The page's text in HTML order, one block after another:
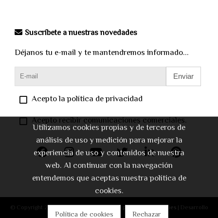
Suscríbete a nuestras novedades
Déjanos tu e-mail y te mantendremos informado...
Enviar
Acepto la política de privacidad
Acepto recibir comunicaciones comerciales.
© Copyright 2026 |Aviso legal|Política de privacidad|Cookies| Desarrollo
Utilizamos cookies propias y de terceros de
análisis de uso y medición para mejorar la
experiencia de uso y contenidos de nuestra
web. Al continuar con la navegación
entendemos que aceptas nuestra política de
cookies.
Política de cookies Rechazar